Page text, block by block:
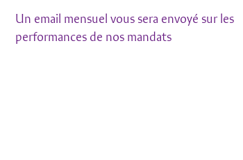
Un email mensuel vous sera envoyé sur les
performances de nos mandats